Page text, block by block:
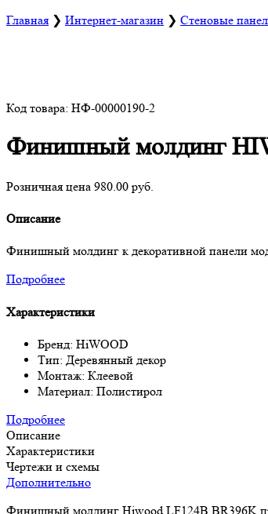
Главная ❯ Интернет-магазин ❯ Стеновые
Код товара: НФ-00000190-2
Финишный молдинг
Розничная цена 980.00 руб.
Описание
Финишный молдинг к декоративной панели
Подробнее
Характеристики
Бренд: HiWOOD
Тип: Деревянный декор
Монтаж: Клеевой
Материал: Полистирол
Подробнее
Описание
Характеристики
Чертежи и схемы
Дополнительно
Финишный молдинг Hiwood LF124B BR396K